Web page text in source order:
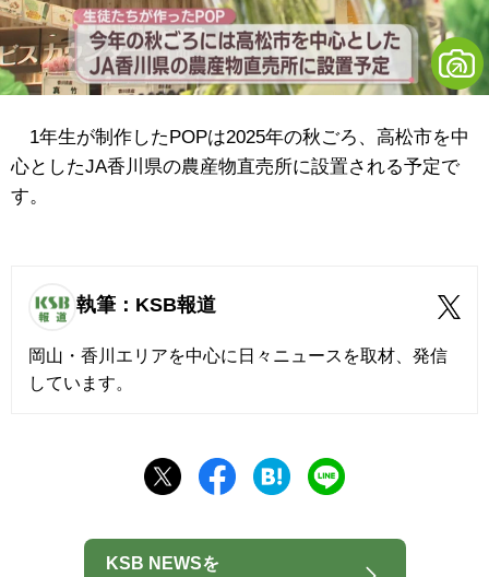
1年生が制作したPOPは2025年の秋ごろ、高松市を中
心としたJA香川県の農産物直売所に設置される予定で
す。
執筆：KSB報道
岡山・香川エリアを中心に日々ニュースを取材、発信
しています。
KSB NEWSを